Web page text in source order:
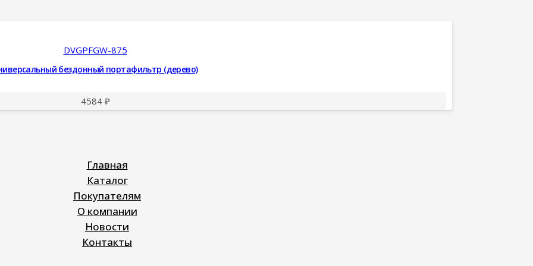
DVGPFGW-875
бездонный портафильтр (дерево)
4584 ₽
Главная
Каталог
Покупателям
О компании
Новости
Контакты